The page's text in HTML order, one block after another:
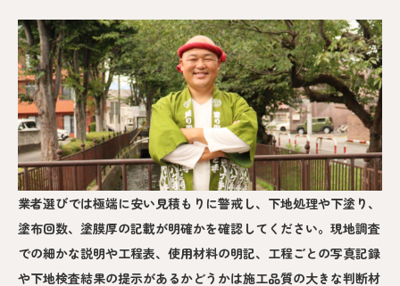
業者選びでは極端に安い見積もりに警戒し、下地処理や下塗り、
塗布回数、塗膜厚の記載が明確かを確認してください。現地調査
での細かな説明や工程表、使用材料の明記、工程ごとの写真記録
や下地検査結果の提示があるかどうかは施工品質の大きな判断材